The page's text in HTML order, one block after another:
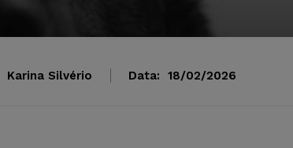
Karina Silvério Data: 18/02/2026